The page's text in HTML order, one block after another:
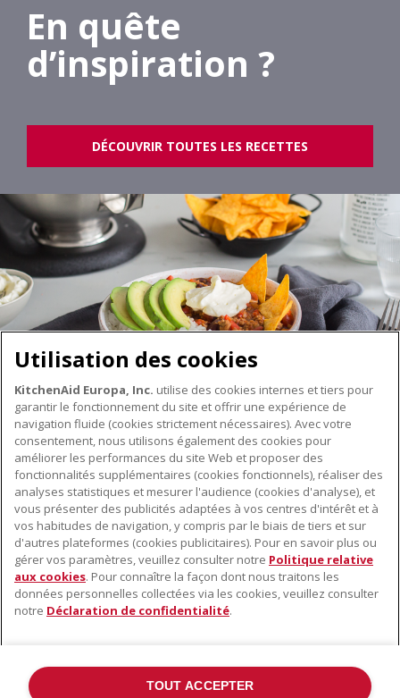
En quête
d’inspiration ?
DÉCOUVRIR TOUTES LES RECETTES
À PROPOS DE KITCHENAID
À propos de KitchenAid
Histoire de la marque
Communiqués de presse
ODR
NOS PRODUITS
Petits électroménagers
Matériel de cuisine
Accessoires
SERVICE CLIENT
Trouver un magasin
Utilisation des cookies
KitchenAid Europa, Inc. utilise des cookies internes et tiers pour
garantir le fonctionnement du site et offrir une expérience de
navigation fluide (cookies strictement nécessaires). Avec votre
consentement, nous utilisons également des cookies pour
améliorer les performances du site Web et proposer des
fonctionnalités supplémentaires (cookies fonctionnels), réaliser des
analyses statistiques et mesurer l'audience (cookies d'analyse), et
vous présenter des publicités adaptées à vos centres d'intérêt et à
vos habitudes de navigation, y compris par le biais de tiers et sur
d'autres plateformes (cookies publicitaires). Pour en savoir plus ou
gérer vos paramètres, veuillez consulter notre Politique relative
aux cookies. Pour connaître la façon dont nous traitons les
données personnelles collectées via les cookies, veuillez consulter
notre Déclaration de confidentialité.
TOUT ACCEPTER